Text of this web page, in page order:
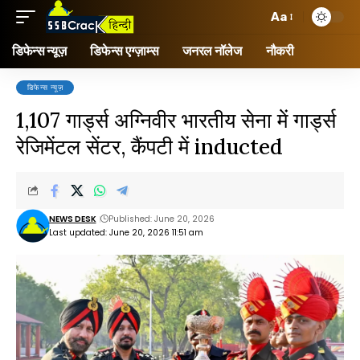
Aa
डिफेन्स न्यूज़ डिफेन्स एग्ज़ाम्स जनरल नॉलेज नौकरी
डिफेन्स न्यूज़
1,107 गार्ड्स अग्निवीर भारतीय सेना में गार्ड्स
रेजिमेंटल सेंटर, कैंपटी में inducted
Last updated: June 20, 2026 11:51 am
NEWS DESK Published: June 20, 2026